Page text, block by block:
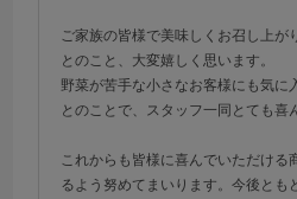
ご家族の皆様で美味しくお召し上が
とのこと、大変嬉しく思います。
野菜が苦手な小さなお客様にも気に
とのことで、スタッフ一同とても喜
これからも皆様に喜んでいただける
るよう努めてまいります。今後とも